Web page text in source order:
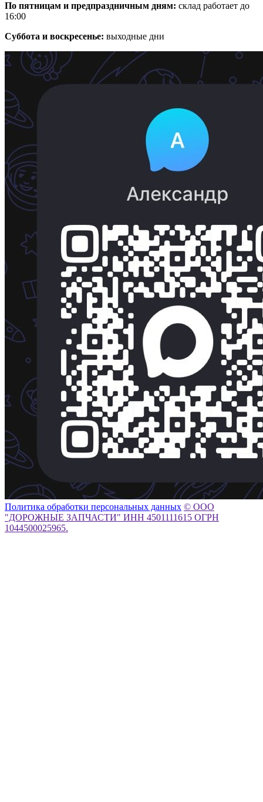
По пятницам и предпраздничным дням: склад работает до
16:00
Суббота и воскресенье: выходные дни
Политика обработки персональных данных © ООО
"ДОРОЖНЫЕ ЗАПЧАСТИ" ИНН 4501111615 ОГРН
1044500025965.